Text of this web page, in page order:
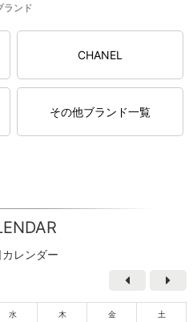
ランド
CHANEL
その他ブランド一覧
レンダー
水 木 金 土